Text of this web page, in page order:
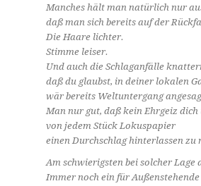
Manches hält man natürlich nur
daß man sich bereits auf der
Die Haare lichter.
Stimme leiser.
Und auch die Schlaganfälle
daß du glaubst, in deiner lokalen
wär bereits Weltuntergang
Man nur gut, daß kein Ehrgeiz dich
von jedem Stück Lokuspapier
einen Durchschlag hinterlassen zu
Am schwierigsten bei solcher Lage
Immer noch ein für Außenstehende